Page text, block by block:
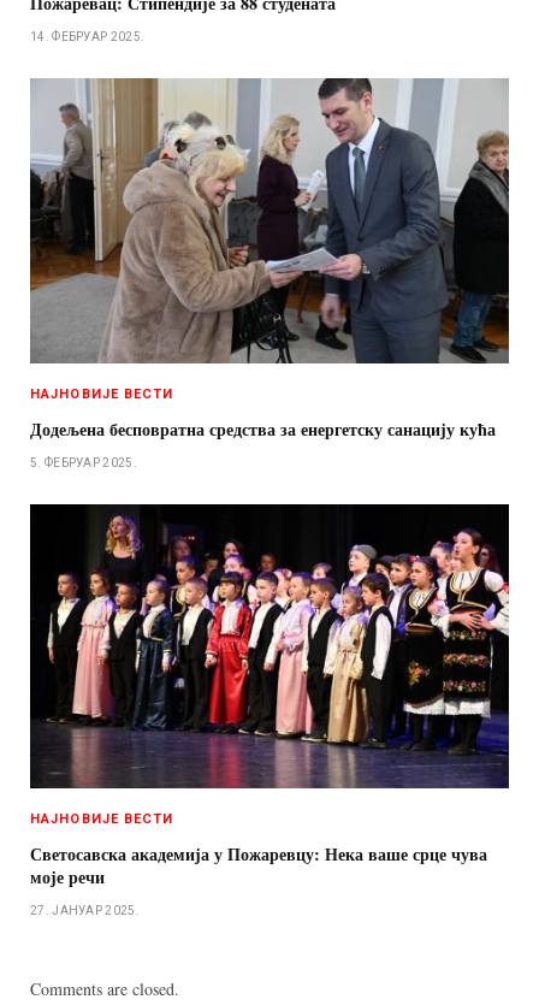
14. ФЕБРУАР 2025.
НАЈНОВИЈЕ ВЕСТИ
Додељена бесповратна средства за енергетску санацију кућа
5. ФЕБРУАР 2025.
НАЈНОВИЈЕ ВЕСТИ
Светосавска академија у Пожаревцу: Нека ваше срце чува
моје речи
27. ЈАНУАР 2025.
Comments are closed.